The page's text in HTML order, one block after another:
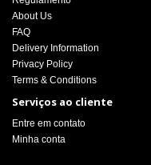
About Us
FAQ
Delivery Information
Privacy Policy
Terms & Conditions
Serviços ao cliente
Entre em contato
Minha conta